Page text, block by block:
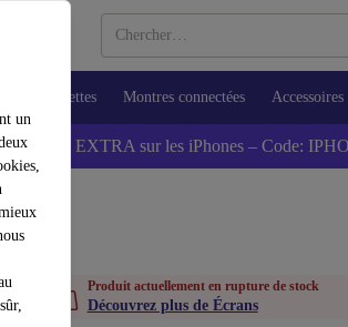
un
Tablettes Montres connectées Accessoires
💰-5% EXTRA sur les iPhones – Code:
Produit actuellement en rupture de stock
Découvrez plus de Écrans